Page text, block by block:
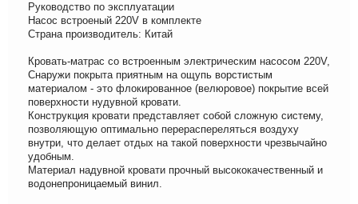
Руководство по эксплуатации
Насос встроеный 220V в комплекте
Страна производитель: Китай
Кровать-матрас со встроенным электрическим насосом 220V,
Снаружи покрыта приятным на ощупь ворстистым
материалом - это флокированное (велюровое) покрытие всей
поверхности нудувной кровати.
Конструкция кровати представляет собой сложную систему,
позволяющую оптимально перераспереляться воздуху
внутри, что делает отдых на такой поверхности чрезвычайно
удобным.
Материал надувной кровати прочный высококачественный и
водонепроницаемый винил.